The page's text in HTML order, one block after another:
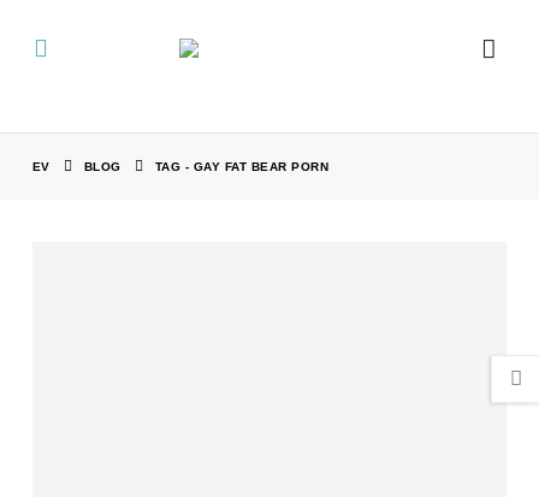
EV BLOG TAG - GAY FAT BEAR PORN